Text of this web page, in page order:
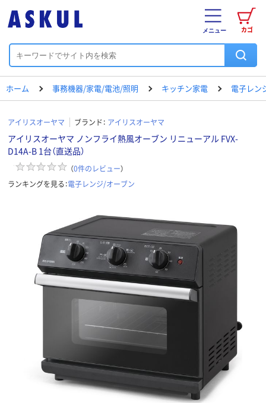
カゴ
メニュー
ホーム 事務機器/家電/電池/照明 キッチン家電 電子レン
アイリスオーヤマ ブランド： アイリスオーヤマ
アイリスオーヤマ ノンフライ熱風オーブン リニューアル FVX-
D14A-B 1台（直送品）
（0件のレビュー）
ランキングを見る：電子レンジ/オーブン